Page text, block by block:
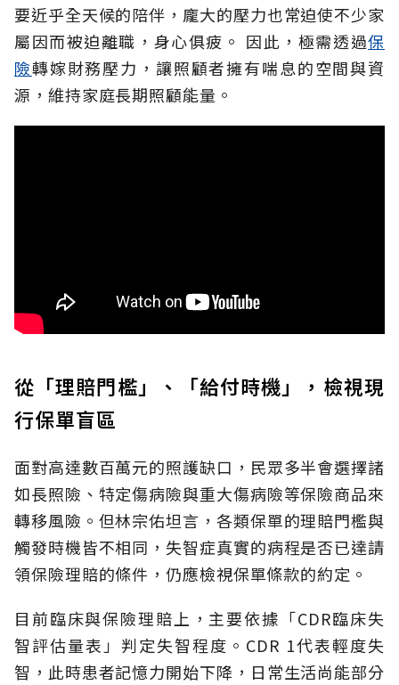
要近乎全天候的陪伴，龐大的壓力也常迫使不少家
屬因而被迫離職，身心俱疲。 因此，極需透過保
險轉嫁財務壓力，讓照顧者擁有喘息的空間與資
源，維持家庭長期照顧能量。
從「理賠門檻」、「給付時機」，檢視現
行保單盲區
面對高達數百萬元的照護缺口，民眾多半會選擇諸
如長照險、特定傷病險與重大傷病險等保險商品來
轉移風險。但林宗佑坦言，各類保單的理賠門檻與
觸發時機皆不相同，失智症真實的病程是否已達請
領保險理賠的條件，仍應檢視保單條款的約定。
目前臨床與保險理賠上，主要依據「CDR臨床失
智評估量表」判定失智程度。CDR 1代表輕度失
智，此時患者記憶力開始下降，日常生活尚能部分